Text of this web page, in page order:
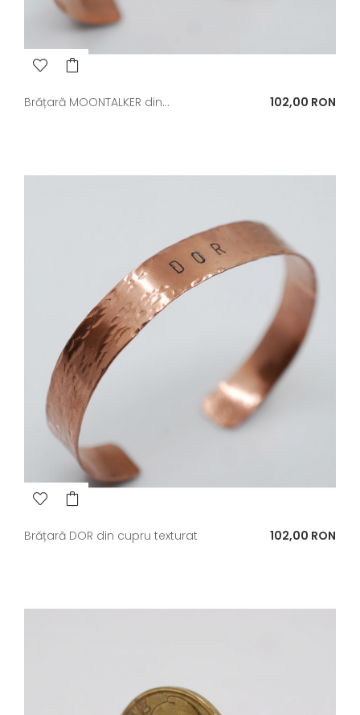
Brățară MOONTALKER din... Pret
102,00 RON
Brățară DOR din cupru texturat Pret
102,00 RON